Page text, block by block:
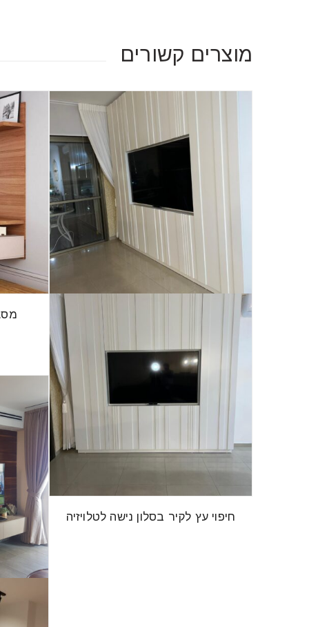
מוצרים קשורים
חיפוי עץ לקיר בסלון נישה לטלויזיה